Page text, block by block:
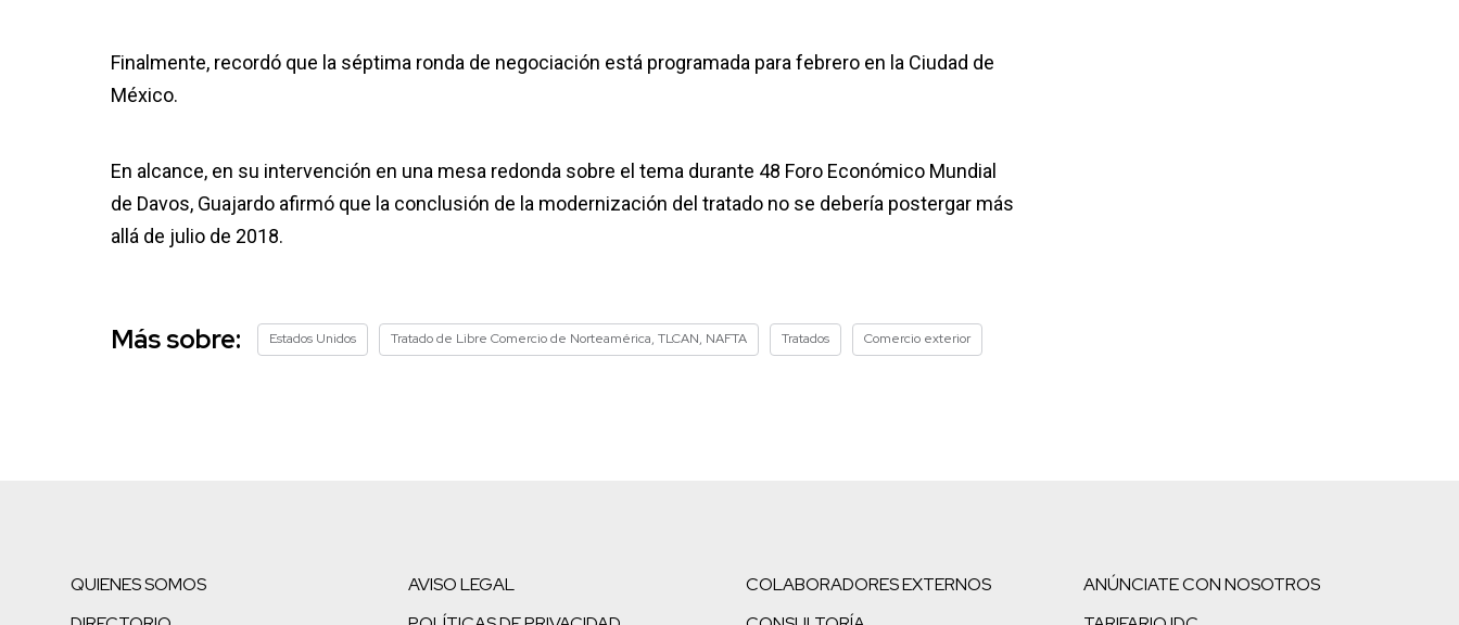
Finalmente, recordó que la séptima ronda de negociación está programada para febrero en la Ciudad de
México.
En alcance, en su intervención en una mesa redonda sobre el tema durante 48 Foro Económico Mundial
de Davos, Guajardo afirmó que la conclusión de la modernización del tratado no se debería postergar más
allá de julio de 2018.
Más sobre: Estados Unidos Tratado de Libre Comercio de Norteamérica, TLCAN, NAFTA Tratados Comercio exterior
QUIENES SOMOS
AVISO LEGAL
COLABORADORES EXTERNOS
ANÚNCIATE CON NOSOTROS